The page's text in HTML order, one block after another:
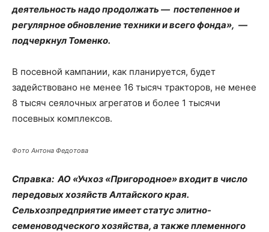
деятельность надо продолжать — постепенное и
регулярное обновление техники и всего фонда», —
подчеркнул Томенко.
В посевной кампании, как планируется, будет
задействовано не менее 16 тысяч тракторов, не менее
8 тысяч сеялочных агрегатов и более 1 тысячи
посевных комплексов.
Фото Антона Федотова
Справка: АО «Учхоз «Пригородное» входит в число
передовых хозяйств Алтайского края.
Сельхозпредприятие имеет статус элитно-
семеноводческого хозяйства, а также племенного